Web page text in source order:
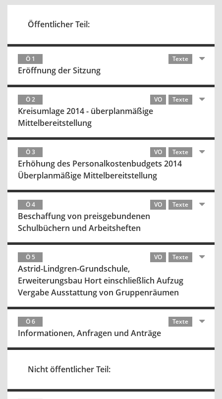
Öffentlicher Teil:
Ö 1 Texte
Eröffnung der Sitzung
Ö 2 VO Texte
Kreisumlage 2014 - überplanmäßige
Mittelbereitstellung
Ö 3 VO Texte
Erhöhung des Personalkostenbudgets 2014
Überplanmäßige Mittelbereitstellung
Ö 4 VO Texte
Beschaffung von preisgebundenen
Schulbüchern und Arbeitsheften
Ö 5 VO Texte
Astrid-Lindgren-Grundschule,
Erweiterungsbau Hort einschließlich Aufzug
Vergabe Ausstattung von Gruppenräumen
Ö 6 Texte
Informationen, Anfragen und Anträge
Nicht öffentlicher Teil: